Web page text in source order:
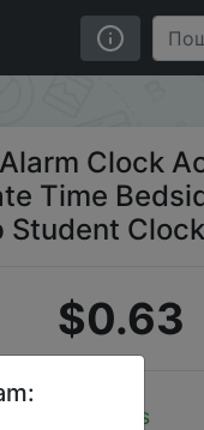
Desk Clock
Clock
Time
Student Clock
$0.63
Coins